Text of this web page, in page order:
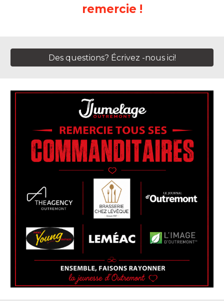
remercie !
Des questions? Écrivez -nous ici!